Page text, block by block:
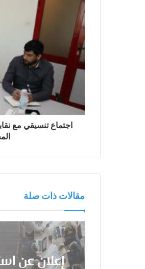
اجتماع تنسيقي مع
مقالات ذات صلة